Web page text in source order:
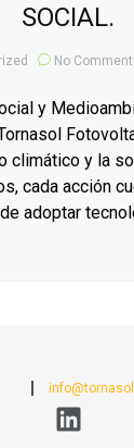
SOCIAL.
No
y
climático y la
cada acción
adoptar